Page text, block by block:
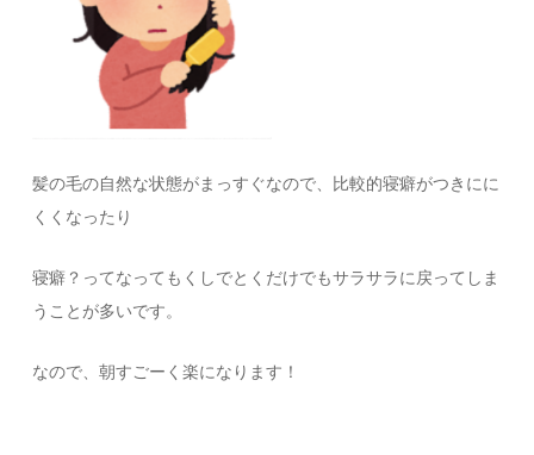
髪の毛の自然な状態がまっすぐなので、比較的寝癖がつきにに
くくなったり
寝癖？ってなってもくしでとくだけでもサラサラに戻ってしま
うことが多いです。
なので、朝すごーく楽になります！